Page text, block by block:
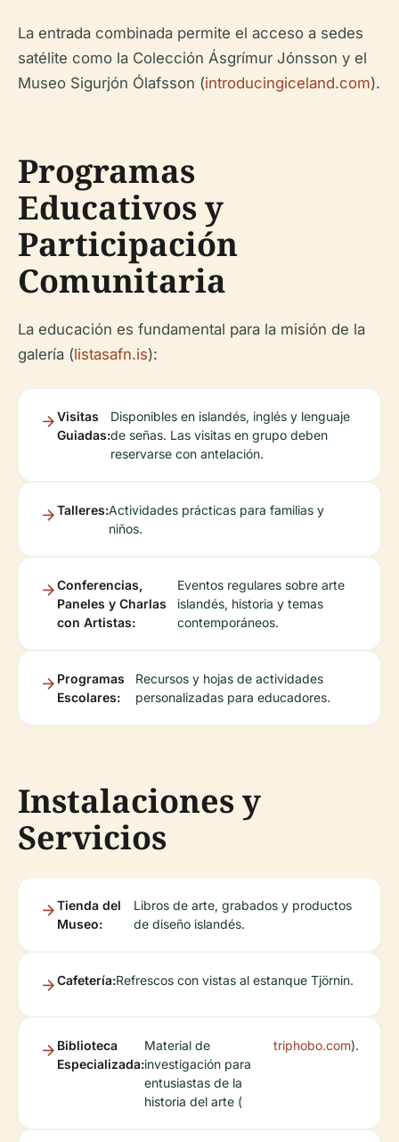
La entrada combinada permite el acceso a sedes
satélite como la Colección Ásgrímur Jónsson y el
Museo Sigurjón Ólafsson (introducingiceland.com).
Programas
Educativos y
Participación
Comunitaria
La educación es fundamental para la misión de la
galería (listasafn.is):
Visitas
Guiadas:
Disponibles en islandés, inglés y lenguaje
de señas. Las visitas en grupo deben
reservarse con antelación.
Talleres:Actividades prácticas para familias y
niños.
Conferencias,
Paneles y Charlas
con Artistas:
Eventos regulares sobre arte
islandés, historia y temas
contemporáneos.
Programas
Escolares:
Recursos y hojas de actividades
personalizadas para educadores.
Instalaciones y
Servicios
Tienda del
Museo:
Libros de arte, grabados y productos
de diseño islandés.
Cafetería:Refrescos con vistas al estanque Tjörnin.
Biblioteca
Especializada:
Material de
investigación para
entusiastas de la
historia del arte (
triphobo.com).